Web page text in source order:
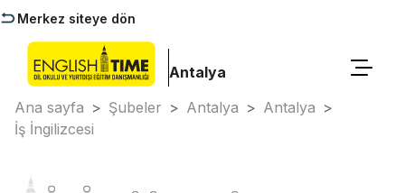
Merkez siteye dön
Antalya
Ana sayfa > Şubeler > Antalya > Antalya >
İş İngilizcesi